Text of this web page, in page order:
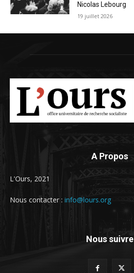
Nicolas Lebourg
19 juillet 2026
A Propos
L'Ours, 2021
Nous contacter : info@lours.org
Nous suivre